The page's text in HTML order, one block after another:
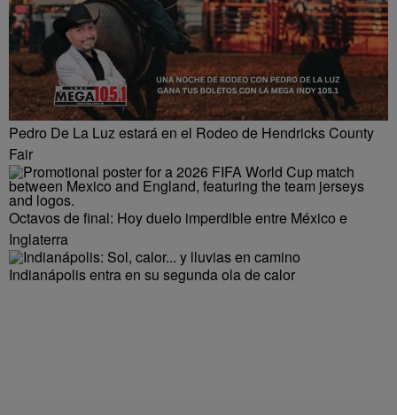
Pedro De La Luz estará en el Rodeo de Hendricks County
Fair
Octavos de final: Hoy duelo imperdible entre México e
Inglaterra
Indianápolis entra en su segunda ola de calor